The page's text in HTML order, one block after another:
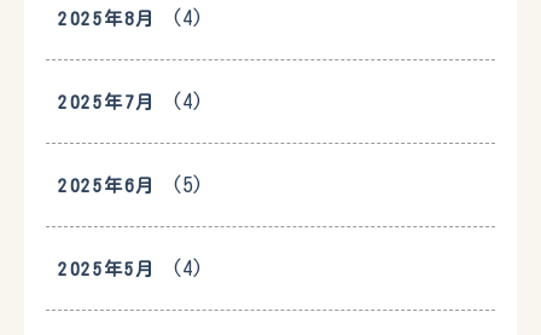
2025年8月 (4)
2025年7月 (4)
2025年6月 (5)
2025年5月 (4)